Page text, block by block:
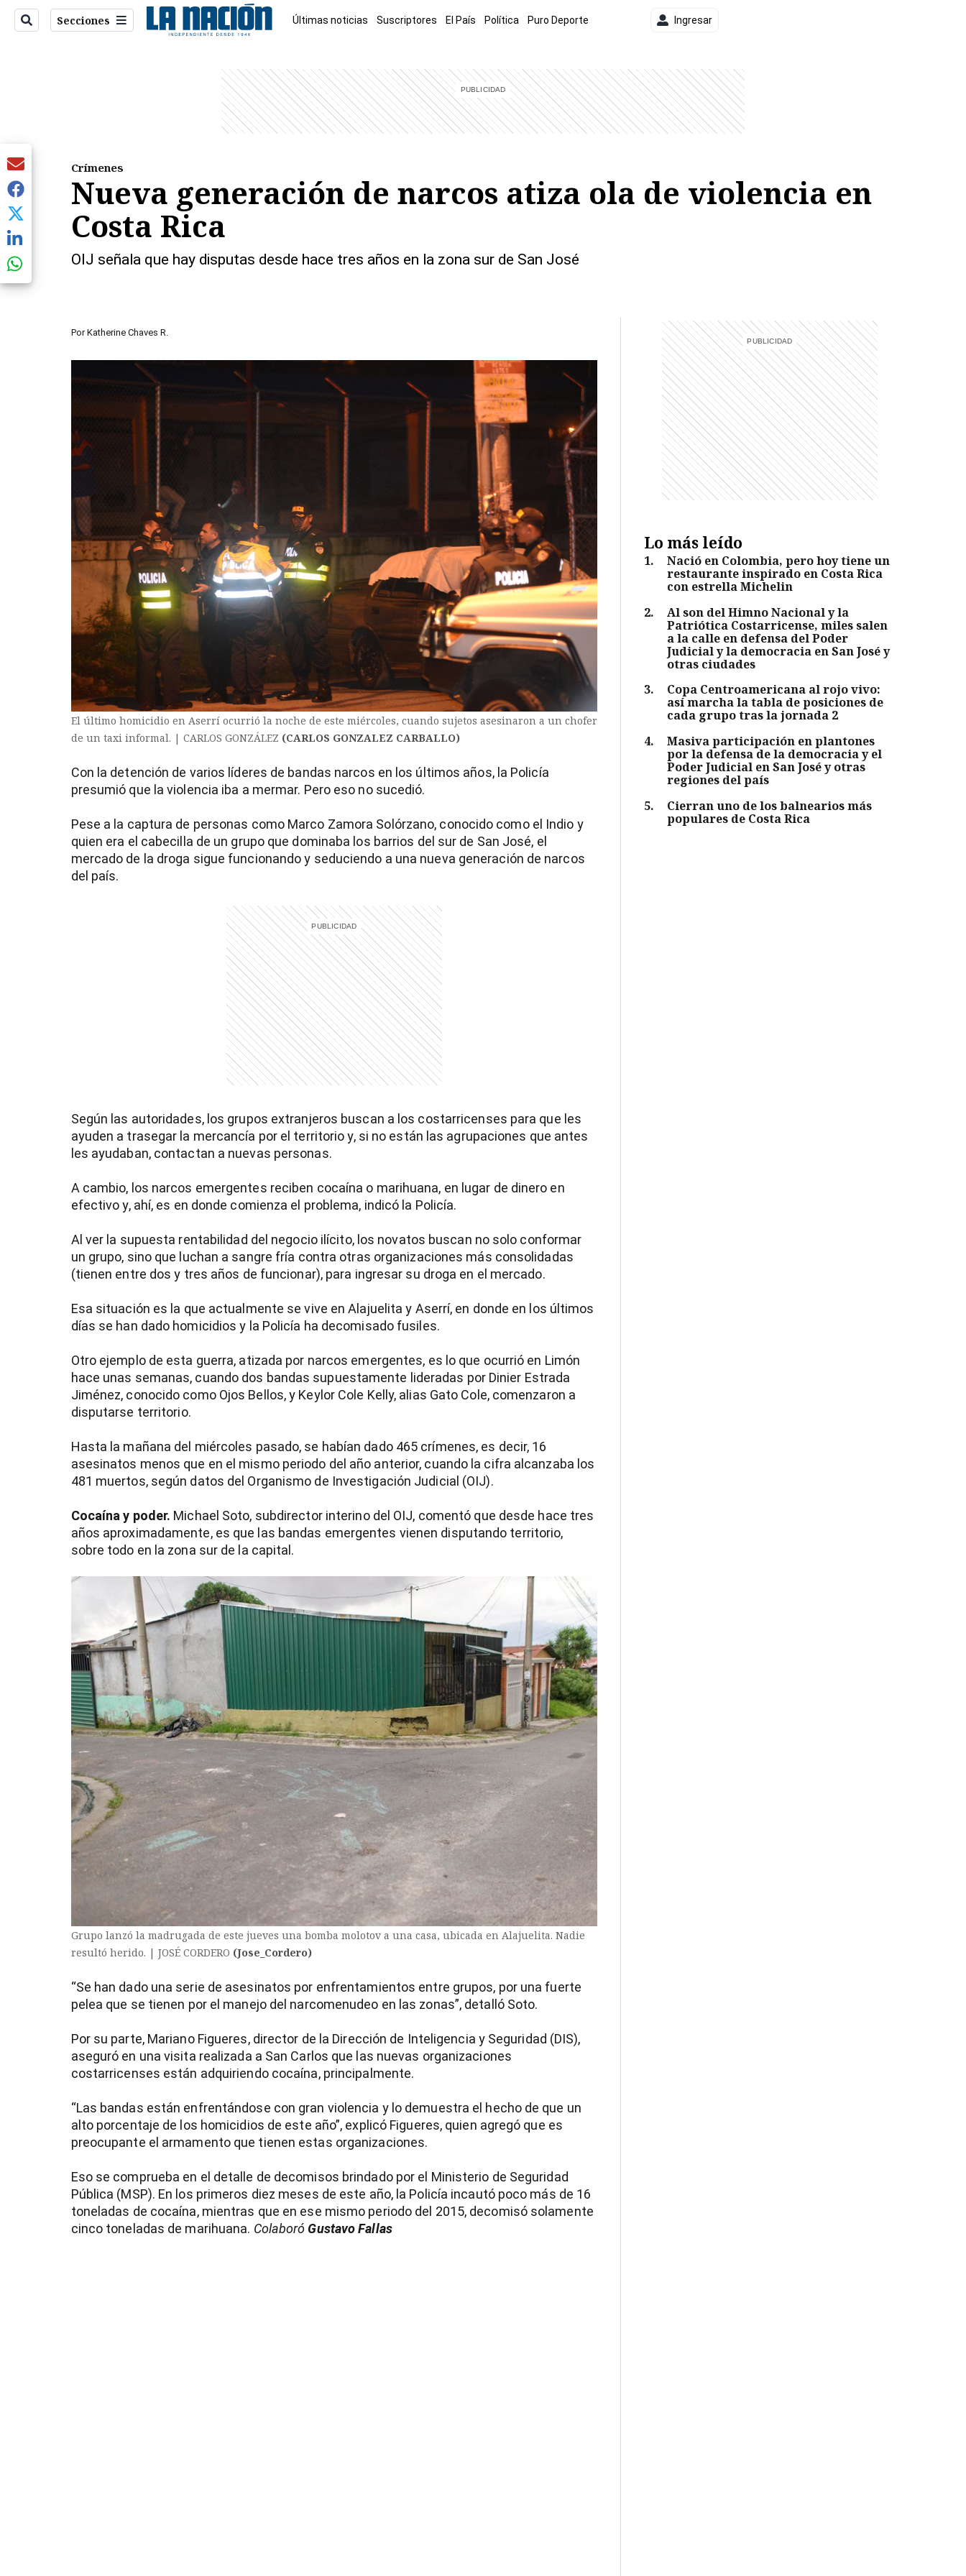
Secciones Últimas noticias Suscriptores El País Política Puro Deporte Ingresar
Crímenes
Nueva generación de narcos atiza ola de violencia en
Costa Rica
OIJ señala que hay disputas desde hace tres años en la zona sur de San José
Por Katherine Chaves R.
El último homicidio en Aserrí ocurrió la noche de este miércoles, cuando sujetos asesinaron a un chofer
de un taxi informal. | CARLOS GONZÁLEZ (CARLOS GONZALEZ CARBALLO)
Con la detención de varios líderes de bandas narcos en los últimos años, la Policía
presumió que la violencia iba a mermar. Pero eso no sucedió.
Pese a la captura de personas como Marco Zamora Solórzano, conocido como el Indio y
quien era el cabecilla de un grupo que dominaba los barrios del sur de San José, el
mercado de la droga sigue funcionando y seduciendo a una nueva generación de narcos
del país.
Según las autoridades, los grupos extranjeros buscan a los costarricenses para que les
ayuden a trasegar la mercancía por el territorio y, si no están las agrupaciones que antes
les ayudaban, contactan a nuevas personas.
A cambio, los narcos emergentes reciben cocaína o marihuana, en lugar de dinero en
efectivo y, ahí, es en donde comienza el problema, indicó la Policía.
Al ver la supuesta rentabilidad del negocio ilícito, los novatos buscan no solo conformar
un grupo, sino que luchan a sangre fría contra otras organizaciones más consolidadas
(tienen entre dos y tres años de funcionar), para ingresar su droga en el mercado.
Esa situación es la que actualmente se vive en Alajuelita y Aserrí, en donde en los últimos
días se han dado homicidios y la Policía ha decomisado fusiles.
Otro ejemplo de esta guerra, atizada por narcos emergentes, es lo que ocurrió en Limón
hace unas semanas, cuando dos bandas supuestamente lideradas por Dinier Estrada
Jiménez, conocido como Ojos Bellos, y Keylor Cole Kelly, alias Gato Cole, comenzaron a
disputarse territorio.
Hasta la mañana del miércoles pasado, se habían dado 465 crímenes, es decir, 16
asesinatos menos que en el mismo periodo del año anterior, cuando la cifra alcanzaba los
481 muertos, según datos del Organismo de Investigación Judicial (OIJ).
Cocaína y poder. Michael Soto, subdirector interino del OIJ, comentó que desde hace tres
años aproximadamente, es que las bandas emergentes vienen disputando territorio,
sobre todo en la zona sur de la capital.
Grupo lanzó la madrugada de este jueves una bomba molotov a una casa, ubicada en Alajuelita. Nadie
resultó herido. | JOSÉ CORDERO (Jose_Cordero)
“Se han dado una serie de asesinatos por enfrentamientos entre grupos, por una fuerte
pelea que se tienen por el manejo del narcomenudeo en las zonas”, detalló Soto.
Por su parte, Mariano Figueres, director de la Dirección de Inteligencia y Seguridad (DIS),
aseguró en una visita realizada a San Carlos que las nuevas organizaciones
costarricenses están adquiriendo cocaína, principalmente.
“Las bandas están enfrentándose con gran violencia y lo demuestra el hecho de que un
alto porcentaje de los homicidios de este año”, explicó Figueres, quien agregó que es
preocupante el armamento que tienen estas organizaciones.
Eso se comprueba en el detalle de decomisos brindado por el Ministerio de Seguridad
Pública (MSP). En los primeros diez meses de este año, la Policía incautó poco más de 16
toneladas de cocaína, mientras que en ese mismo periodo del 2015, decomisó solamente
cinco toneladas de marihuana. Colaboró Gustavo Fallas
Lo más leído
1.
Nació en Colombia, pero hoy tiene un
restaurante inspirado en Costa Rica
con estrella Michelin
2.
Al son del Himno Nacional y la
Patriótica Costarricense, miles salen
a la calle en defensa del Poder
Judicial y la democracia en San José y
otras ciudades
3.
Copa Centroamericana al rojo vivo:
así marcha la tabla de posiciones de
cada grupo tras la jornada 2
4.
Masiva participación en plantones
por la defensa de la democracia y el
Poder Judicial en San José y otras
regiones del país
5.
Cierran uno de los balnearios más
populares de Costa Rica